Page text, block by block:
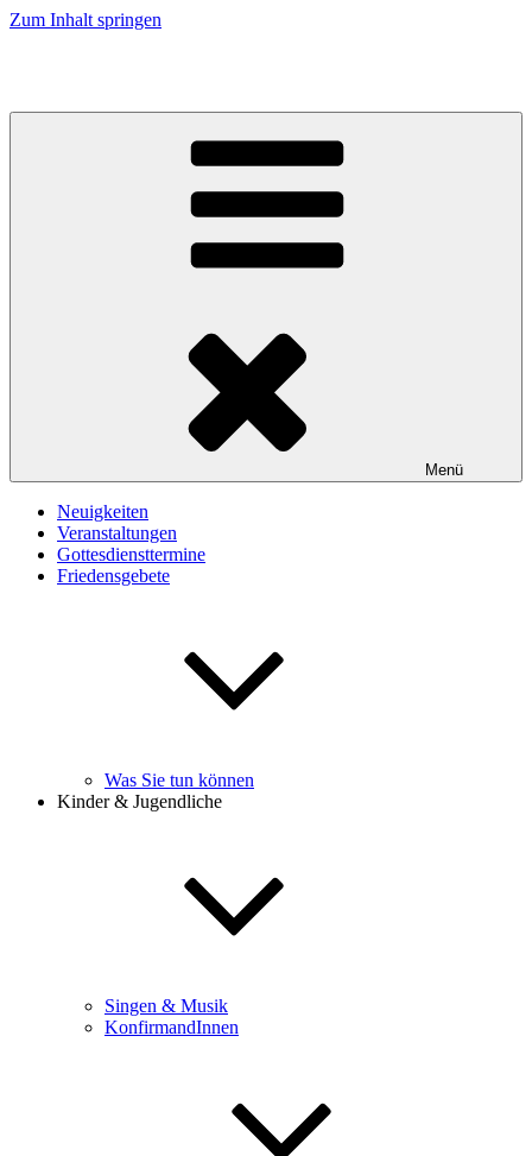
Zum Inhalt springen
Menü
Neuigkeiten
Veranstaltungen
Gottesdiensttermine
Friedensgebete
Was Sie tun können
Kinder & Jugendliche
Singen & Musik
KonfirmandInnen